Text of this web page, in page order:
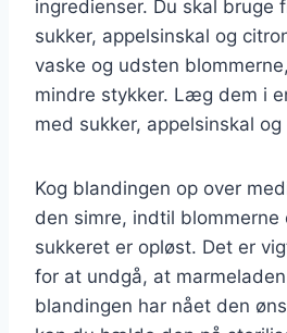
ingredienser. Du skal bruge
sukker, appelsinskal og
vaske og udsten
mindre stykker. Læg dem i
med sukker, appelsinskal
Kog blandingen op over
den simre, indtil blommerne
sukkeret er opløst. Det er
for at undgå, at
blandingen har nået den